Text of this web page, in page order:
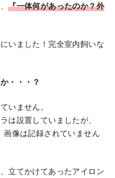
『一体何があったのか？外
いました！完全室内飼いな
・・・？
いません。
は設置していましたが、
像は記録されていません
立てかけてあったアイロン